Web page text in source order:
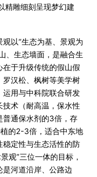
精雕细刻呈现梦幻建
以“生态为基、景观为
、生态墙面，是融合生
于升级传统的假山假
汉松、枫树等美学树
用与中科院联合研发
术（耐高温，保水性
普通保水剂的3倍，存
的2-3倍，适合中东地
定性与生态活性的防
观”三位一体的目标，
河道沿岸、公路边